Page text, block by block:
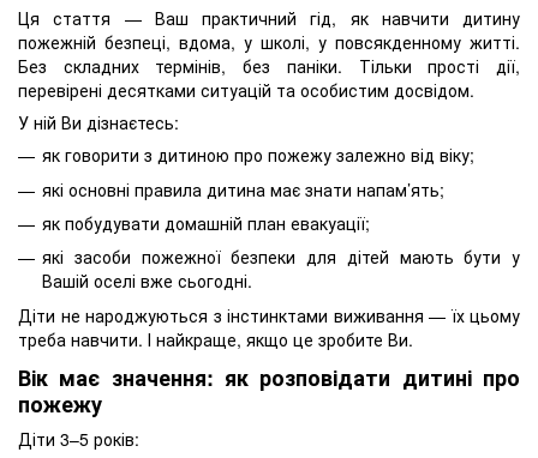
Ця стаття — Ваш практичний гід, як навчити дитину
пожежній безпеці, вдома, у школі, у повсякденному житті.
Без складних термінів, без паніки. Тільки прості дії,
перевірені десятками ситуацій та особистим досвідом.
У ній Ви дізнаєтесь:
як говорити з дитиною про пожежу залежно від віку;
які основні правила дитина має знати напам’ять;
як побудувати домашній план евакуації;
які засоби пожежної безпеки для дітей мають бути у
Вашій оселі вже сьогодні.
Діти не народжуються з інстинктами виживання — їх цьому
треба навчити. І найкраще, якщо це зробите Ви.
Вік має значення: як розповідати дитині про
пожежу
Діти 3–5 років: